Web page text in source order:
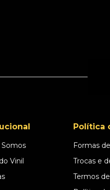
Vinil
Política
Formas
Trocas e
Termos